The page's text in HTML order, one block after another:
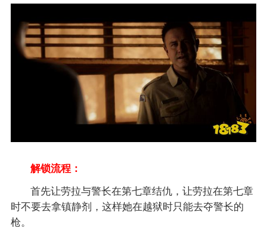
解锁流程：
首先让劳拉与警长在第七章结仇，让劳拉在第七章
时不要去拿镇静剂，这样她在越狱时只能去夺警长的
枪。